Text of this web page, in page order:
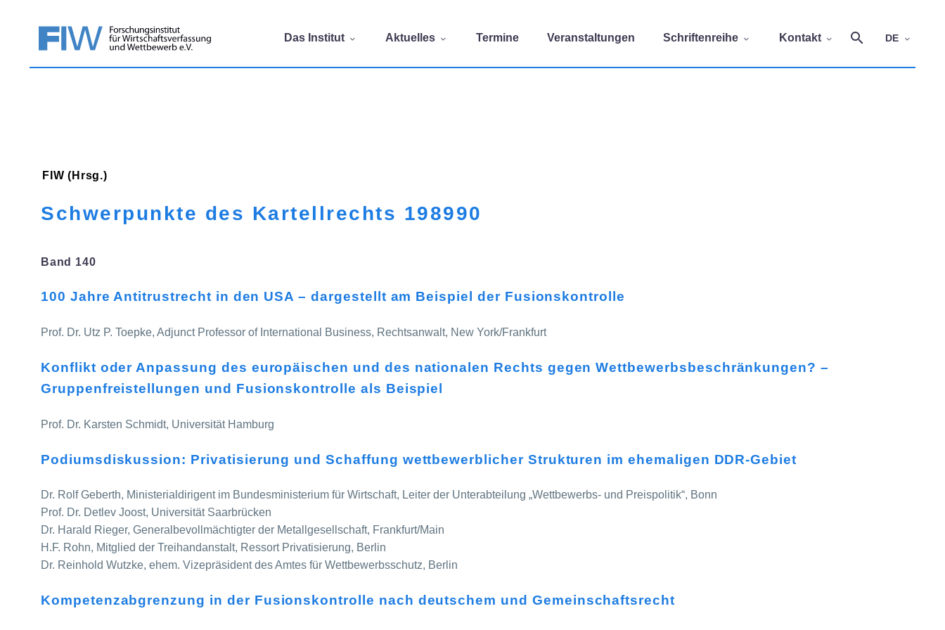
Das Institut Aktuelles Termine Veranstaltungen Schriftenreihe Kontakt DE
FIW (Hrsg.)
Schwerpunkte des Kartellrechts 198990
Band 140
100 Jahre Antitrustrecht in den USA – dargestellt am Beispiel der Fusionskontrolle
Prof. Dr. Utz P. Toepke, Adjunct Professor of International Business, Rechtsanwalt, New York/Frankfurt
Konflikt oder Anpassung des europäischen und des nationalen Rechts gegen Wettbewerbsbeschränkungen? –
Gruppenfreistellungen und Fusionskontrolle als Beispiel
Prof. Dr. Karsten Schmidt, Universität Hamburg
Podiumsdiskussion: Privatisierung und Schaffung wettbewerblicher Strukturen im ehemaligen DDR-Gebiet
Dr. Rolf Geberth, Ministerialdirigent im Bundesministerium für Wirtschaft, Leiter der Unterabteilung „Wettbewerbs- und Preispolitik“, Bonn
Prof. Dr. Detlev Joost, Universität Saarbrücken
Dr. Harald Rieger, Generalbevollmächtigter der Metallgesellschaft, Frankfurt/Main
H.F. Rohn, Mitglied der Treihandanstalt, Ressort Privatisierung, Berlin
Dr. Reinhold Wutzke, ehem. Vizepräsident des Amtes für Wettbewerbsschutz, Berlin
Kompetenzabgrenzung in der Fusionskontrolle nach deutschem und Gemeinschaftsrecht